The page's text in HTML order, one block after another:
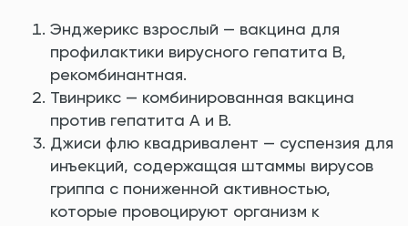
Энджерикс взрослый — вакцина для
профилактики вирусного гепатита В,
рекомбинантная.
Твинрикс — комбинированная вакцина
против гепатита А и В.
Джиси флю квадривалент — суспензия для
инъекций, содержащая штаммы вирусов
гриппа с пониженной активностью,
которые провоцируют организм к